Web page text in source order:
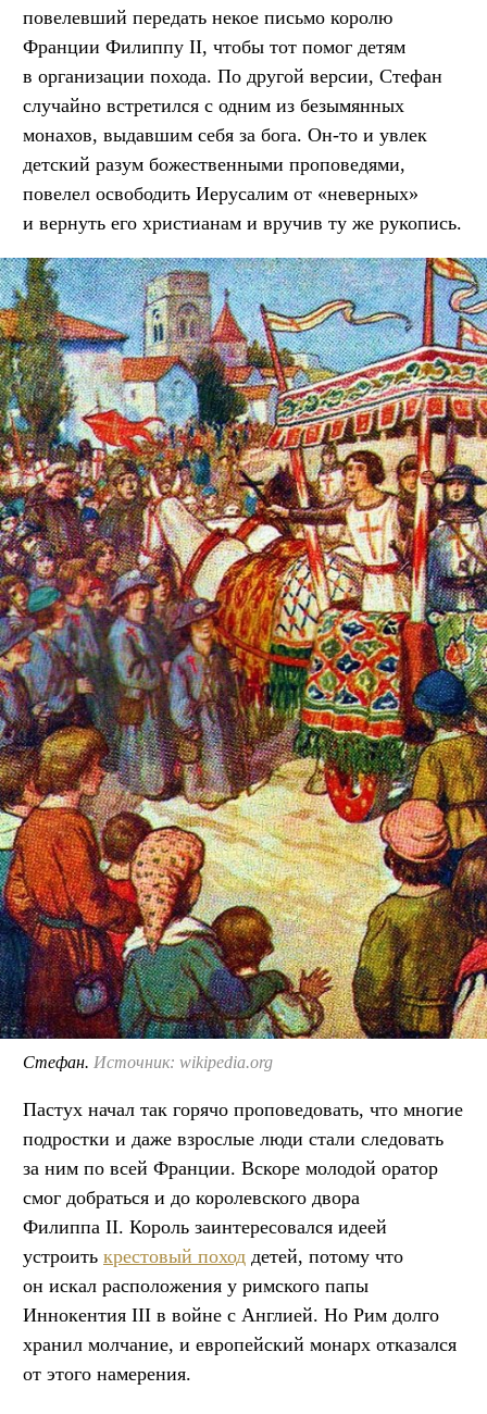
повелевший передать некое письмо королю
Франции Филиппу II, чтобы тот помог детям
в организации похода. По другой версии, Стефан
случайно встретился с одним из безымянных
монахов, выдавшим себя за бога. Он-то и увлек
детский разум божественными проповедями,
повелел освободить Иерусалим от «неверных»
и вернуть его христианам и вручив ту же рукопись.
Стефан. Источник: wikipedia.org
Пастух начал так горячо проповедовать, что многие
подростки и даже взрослые люди стали следовать
за ним по всей Франции. Вскоре молодой оратор
смог добраться и до королевского двора
Филиппа II. Король заинтересовался идеей
устроить крестовый поход детей, потому что
он искал расположения у римского папы
Иннокентия III в войне с Англией. Но Рим долго
хранил молчание, и европейский монарх отказался
от этого намерения.